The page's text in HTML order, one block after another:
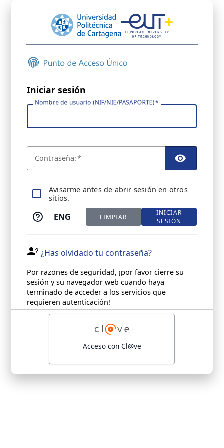
Iniciar sesión
Nombre de usuario (NIF/NIE/PASAPORTE)
Contraseña:
Avisarme antes de abrir sesión en otros
sitios.
ENG LIMPIAR
INICIAR
SESIÓN
¿Has olvidado tu contraseña?
Por razones de seguridad, ¡por favor cierre su
sesión y su navegador web cuando haya
terminado de acceder a los servicios que
requieren autenticación!